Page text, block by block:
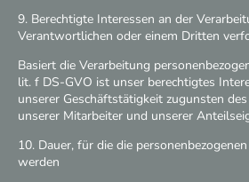
9. Berechtigte Interessen an der
Verantwortlichen oder einem Dritten
Basiert die Verarbeitung
lit. f DS-GVO ist unser berechtigtes
unserer Geschäftstätigkeit zugunsten
unserer Mitarbeiter und unserer
10. Dauer, für die die
werden